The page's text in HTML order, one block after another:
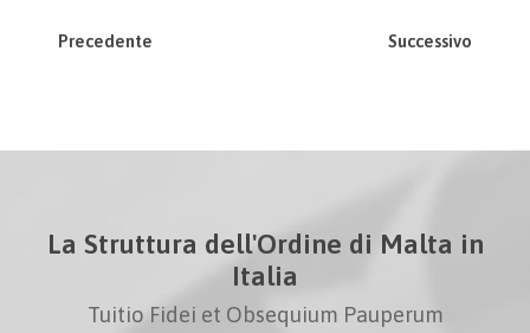
Precedente Successivo
La Struttura dell'Ordine di Malta in
Italia
Tuitio Fidei et Obsequium Pauperum